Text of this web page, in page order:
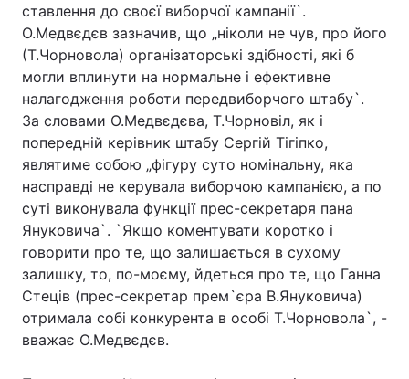
Цікавинки Погода
Екологія Регіони
Лонгріди
Відео з Youtube Статті
Інтерв'ю Думки
Архів Вакансії
Контакти
ставлення до своєї виборчої кампанії`.
О.Медвєдєв зазначив, що „ніколи не чув, про його
(Т.Чорновола) організаторські здібності, які б
могли вплинути на нормальне і ефективне
налагодження роботи передвиборчого штабу`.
За словами О.Медвєдєва, Т.Чорновіл, як і
попередній керівник штабу Сергій Тігіпко,
являтиме собою „фігуру суто номінальну, яка
насправді не керувала виборчою кампанією, а по
суті виконувала функції прес-секретаря пана
Януковича`. `Якщо коментувати коротко і
говорити про те, що залишається в сухому
залишку, то, по-моєму, йдеться про те, що Ганна
Стеців (прес-секретар прем`єра В.Януковича)
отримала собі конкурента в особі Т.Чорновола`, -
вважає О.Медвєдєв.